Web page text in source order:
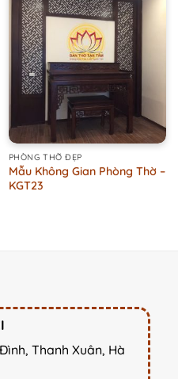
PHÒNG THỜ ĐẸP
Mẫu Không Gian Phòng Thờ –
KGT23
Thanh Xuân, Hà